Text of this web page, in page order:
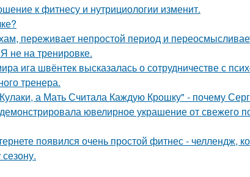
к фитнесу и нутрициологии изменит.
переживает непростой период и
не на тренировке.
ига швёнтек высказалась о сотрудничестве с
тренера.
а Мать Считала Каждую Крошку" - почему
ювелирное украшение от свежего
появился очень простой фитнес - челлендж,